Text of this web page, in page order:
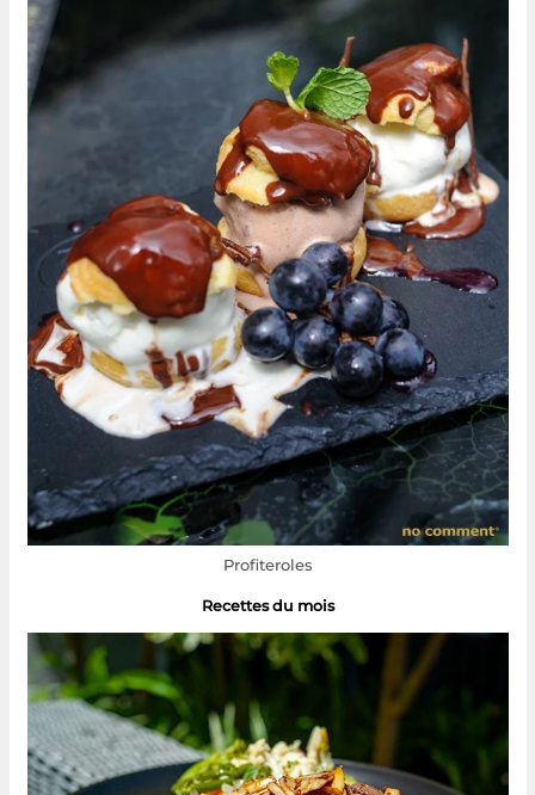
Profiteroles
Recettes du mois